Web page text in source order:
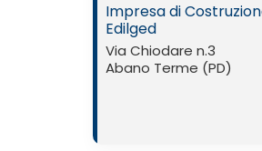
Impresa di
Edilged
Via Chiodare n.3
Abano Terme (PD)